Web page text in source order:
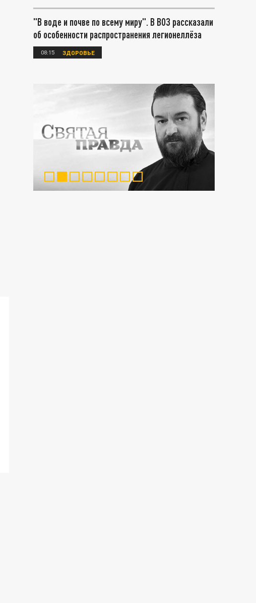
"В воде и почве по всему миру". В ВОЗ рассказали
об особенности распространения легионеллёза
08:15 ЗДОРОВЬЕ